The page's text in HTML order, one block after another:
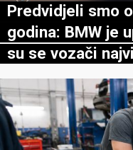
Predvidjeli smo
godina: BMW je
su se vozači